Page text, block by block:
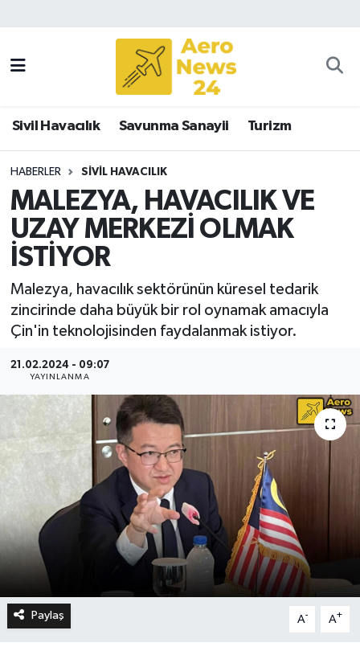
Sivil Havacılık Savunma Sanayii Turizm
HABERLER SIVIL HAVACILIK
MALEZYA, HAVACILIK VE
UZAY MERKEZİ OLMAK
İSTİYOR
Malezya, havacılık sektörünün küresel tedarik
zincirinde daha büyük bir rol oynamak amacıyla
Çin'in teknolojisinden faydalanmak istiyor.
21.02.2024 - 09:07
YAYINLANMA
Paylaş A- A+